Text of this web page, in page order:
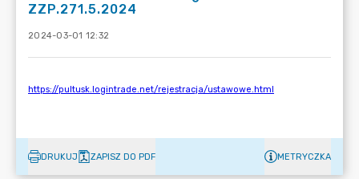
ZZP.271.5.2024
2024-03-01 12:32
DRUKUJ ZAPISZ DO PDF METRYCZKA